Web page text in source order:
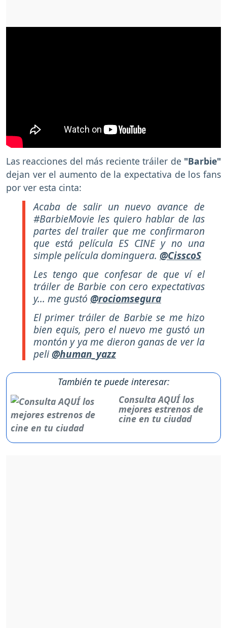
Las reacciones del más reciente tráiler de "Barbie"
dejan ver el aumento de la expectativa de los fans
por ver esta cinta:
Acaba de salir un nuevo avance de
#BarbieMovie les quiero hablar de las
partes del trailer que me confirmaron
que está película ES CINE y no una
simple película dominguera. @CisscoS
Les tengo que confesar de que ví el
tráiler de Barbie con cero expectativas
y... me gustó @rociomsegura
El primer tráiler de Barbie se me hizo
bien equis, pero el nuevo me gustó un
montón y ya me dieron ganas de ver la
peli @human_yazz
También te puede interesar:
Consulta AQUÍ los
mejores estrenos de
cine en tu ciudad